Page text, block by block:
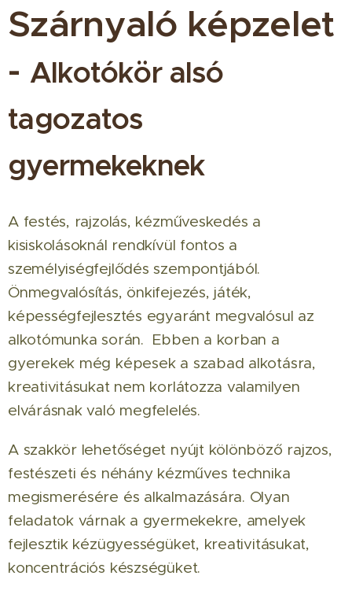
Szárnyaló képzelet
- Alkotókör alsó
tagozatos
gyermekeknek
A festés, rajzolás, kézműveskedés a
kisiskolásoknál rendkívül fontos a
személyiségfejlődés szempontjából.
Önmegvalósítás, önkifejezés, játék,
képességfejlesztés egyaránt megvalósul az
alkotómunka során. Ebben a korban a
gyerekek még képesek a szabad alkotásra,
kreativitásukat nem korlátozza valamilyen
elvárásnak való megfelelés.
A szakkör lehetőséget nyújt kölönböző rajzos,
festészeti és néhány kézműves technika
megismerésére és alkalmazására. Olyan
feladatok várnak a gyermekekre, amelyek
fejlesztik kézügyességüket, kreativitásukat,
koncentrációs készségüket.